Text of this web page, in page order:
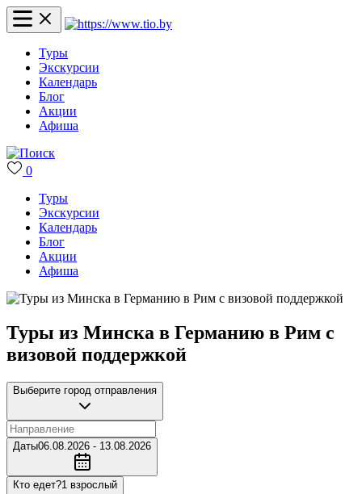
Туры
Экскурсии
Календарь
Блог
Акции
Афиша
0
Туры
Экскурсии
Календарь
Блог
Акции
Афиша
Туры из Минска в Германию в Рим с
визовой поддержкой
Выберите город отправления
Даты06.08.2026 - 13.08.2026
Кто едет?1 взрослый